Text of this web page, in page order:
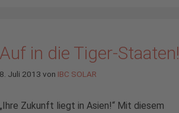
Auf in die Tiger-Staaten!
8. Juli 2013 von IBC SOLAR
„Ihre Zukunft liegt in Asien!“ Mit diesem